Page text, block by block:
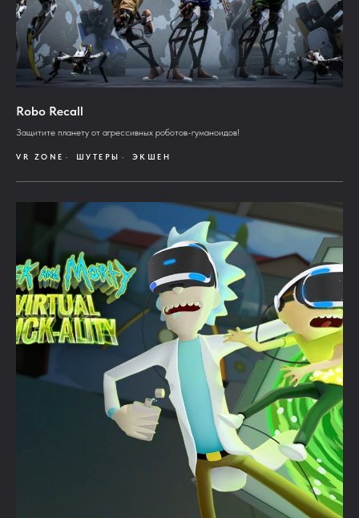
Robo Recall
Защитите планету от агрессивных роботов-гуманоидов!
VR ZONE ШУТЕРЫ ЭКШЕН